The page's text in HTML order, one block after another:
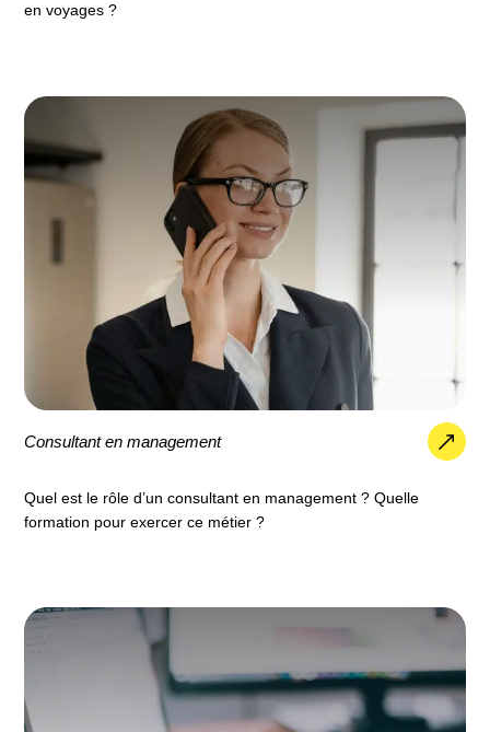
en voyages ?
Consultant en management
Quel est le rôle d’un consultant en management ? Quelle
formation pour exercer ce métier ?